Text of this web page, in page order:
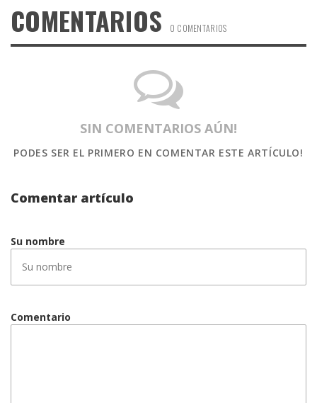
COMENTARIOS 0 COMENTARIOS
SIN COMENTARIOS AÚN!
PODES SER EL PRIMERO EN COMENTAR ESTE ARTÍCULO!
Comentar artículo
Su nombre
Comentario